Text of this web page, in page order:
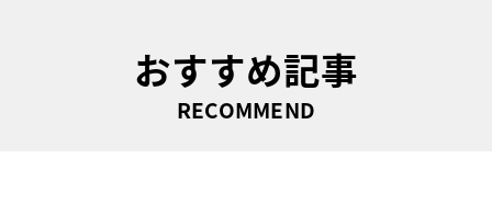
おすすめ記事
RECOMMEND